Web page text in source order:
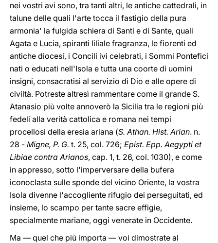
nei vostri avi sono, tra tanti altri, le antiche cattedrali, in
talune delle quali l'arte tocca il fastigio della pura
armonia' la fulgida schiera di Santi e di Sante, quali
Agata e Lucia, spiranti liliale fragranza, le fiorenti ed
antiche diocesi, i Concili ivi celebrati, i Sommi Pontefici
nati o educati nell'Isola e tutta una coorte di uomini
insigni, consacratisi al servizio di Dio e alle opere di
civiltà. Potreste altresì rammentare come il grande S.
Atanasio più volte annoverò la Sicilia tra le regioni più
fedeli alla verità cattolica e romana nei tempi
procellosi della eresia ariana (S. Athan. Hist. Arian. n.
28 - Migne, P. G. t. 25, col. 726; Epist. Epp. Aegypti et
Libiae contra Arianos, cap. 1, t. 26, col. 1030), e come
in appresso, sotto l'imperversare della bufera
iconoclasta sulle sponde del vicino Oriente, la vostra
Isola divenne l'accogliente rifugio dei perseguitati, ed
insieme, lo scampo per tante sacre effigie,
specialmente mariane, oggi venerate in Occidente.
Ma — quel che più importa — voi dimostrate al